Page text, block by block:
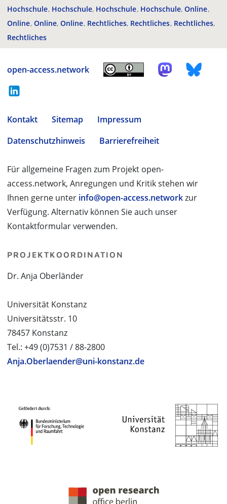
Hochschule Hochschule Hochschule Hochschule Online
Online Online Online Rechtliches Rechtliches Rechtliches
Rechtliches
open-access.network
Kontakt Sitemap
Impressum
Datenschutzhinweis
Barrierefreiheit
Für allgemeine Fragen zum Projekt open-
access.network, Anregungen und Kritik stehen wir
Ihnen gerne unter info@open-access.networkzur
Verfügung. Alternativ können Sie auch unser
Kontaktformular verwenden.
PROJEKTKOORDINATION
Dr. Anja Oberländer
Universität Konstanz
Universitätsstr. 10
78457 Konstanz
Tel.: +49 (0)7531 / 88-2800
Anja.Oberlaender@uni-konstanz.de